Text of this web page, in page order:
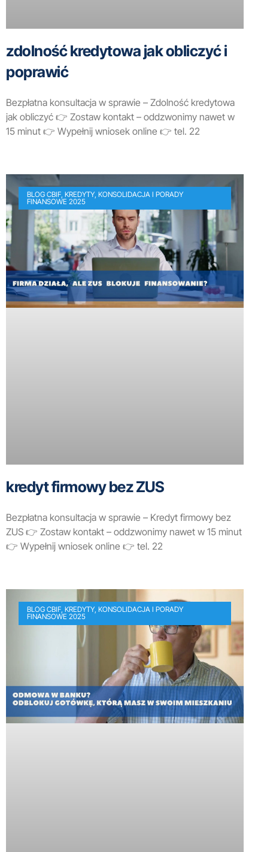
zdolność kredytowa jak obliczyć i
poprawić
Bezpłatna konsultacja w sprawie – Zdolność kredytowa
jak obliczyć 👉 Zostaw kontakt – oddzwonimy nawet w
15 minut 👉 Wypełnij wniosek online 👉 tel. 22
BLOG CBIF, KREDYTY, KONSOLIDACJA I PORADY
FINANSOWE 2025
kredyt firmowy bez ZUS
Bezpłatna konsultacja w sprawie – Kredyt firmowy bez
ZUS 👉 Zostaw kontakt – oddzwonimy nawet w 15 minut
👉 Wypełnij wniosek online 👉 tel. 22
BLOG CBIF, KREDYTY, KONSOLIDACJA I PORADY
FINANSOWE 2025